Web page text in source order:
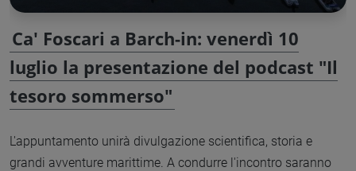
Ca' Foscari a Barch-in: venerdì 10
luglio la presentazione del podcast "Il
tesoro sommerso"
L'appuntamento unirà divulgazione scientifica, storia e
grandi avventure marittime. A condurre l'incontro saranno